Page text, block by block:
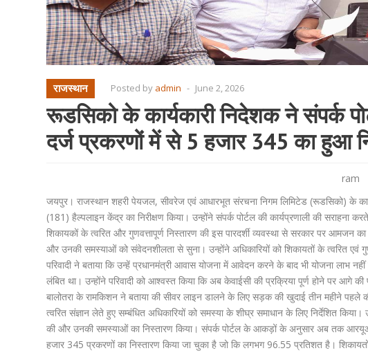
राजस्थान Posted by admin - June 2, 2026
रूडसिको के कार्यकारी निदेशक ने संपर्क
दर्ज प्रकरणों में से 5 हजार 345 का हुआ
ram
जयपुर। राजस्थान शहरी पेयजल, सीवरेज एवं आधारभूत संरचना निगम लिमिटेड (रूडसिको) के
(181) हैल्पलाइन केंद्र का निरीक्षण किया। उन्होंने संपर्क पोर्टल की कार्यप्रणाली की
शिकायकों के त्वरित और गुणवत्तापूर्ण निस्तारण की इस पारदर्शी व्यवस्था से सरकार पर आमजन
और उनकी समस्याओं को संवेदनशीलता से सुना। उन्होंने अधिकारियों को शिकायतों के त्वरित एवं
परिवादी ने बताया कि उन्हें प्रधानमंत्री आवास योजना में आवेदन करने के बाद भी योजना लाभ
लंबित था। उन्होंने परिवादी को आश्वस्त किया कि अब केवाईसी की प्रक्रिया पूर्ण होने पर आगे
बालोतरा के रामकिशन ने बताया की सीवर लाइन डालने के लिए सड़क की खुदाई तीन महीने
त्वरित संज्ञान लेते हुए सम्बंधित अधिकारियों को समस्या के शीघ्र समाधान के लिए निर्देशित
की और उनकी समस्याओं का निस्तारण किया। संपर्क पोर्टल के आकड़ों के अनुसार अब तक
हजार 345 प्रकरणों का निस्तारण किया जा चुका है जो कि लगभग 96.55 प्रतिशत है।